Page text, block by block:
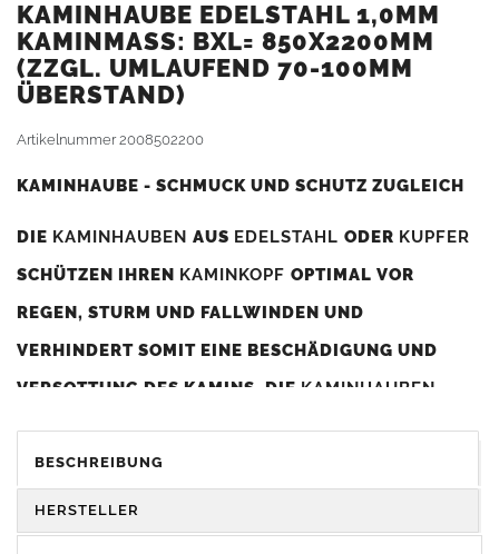
KAMINHAUBE EDELSTAHL 1,0MM
KAMINMASS: BXL= 850X2200MM (
ZZGL. UMLAUFEND 70-100MM Ü
BERSTAND)
Artikelnummer2008502200
KAMINHAUBE - SCHMUCK UND SCHUTZ ZUGLEICH
DIE KAMINHAUBEN AUS EDELSTAHL ODER KUPFER
SCHÜTZEN IHREN KAMINKOPF OPTIMAL VOR
REGEN, STURM UND FALLWINDEN UND
VERHINDERT SOMIT EINE BESCHÄDIGUNG UND
VERSOTTUNG DES KAMINS. DIE KAMINHAUBEN
DIENEN GLEICHZEITIG ALS GESTALTERISCHES
ELEMENT ZUR VERSCHÖNERUNG DES BAUWERKS.
BESCHREIBUNG
HERSTELLER